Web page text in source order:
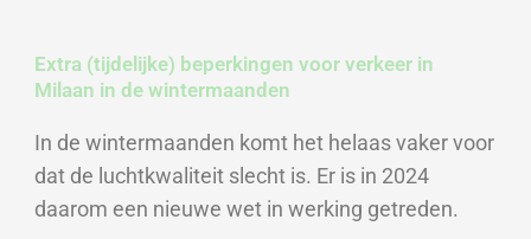
Extra (tijdelijke) beperkingen voor verkeer in
Milaan in de wintermaanden
In de wintermaanden komt het helaas vaker voor
dat de luchtkwaliteit slecht is. Er is in 2024
daarom een nieuwe wet in werking getreden.